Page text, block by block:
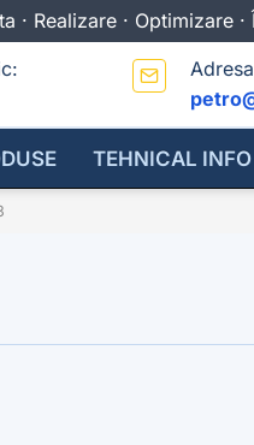
Realizare · Optimizare ·
TEHNICAL INFO